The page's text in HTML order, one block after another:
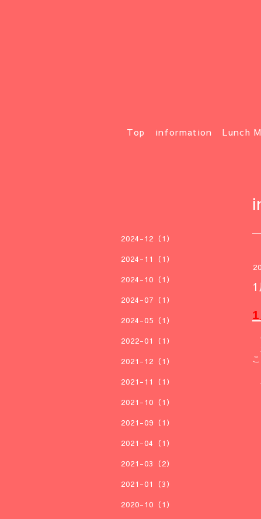
Top information Lunch
1
2024-12（1）
2024-11（1）
2024-10（1）
2024-07（1）
2024-05（1）
2022-01（1）
2021-12（1）
2021-11（1）
2021-10（1）
2021-09（1）
2021-04（1）
2021-03（2）
2021-01（3）
2020-10（1）